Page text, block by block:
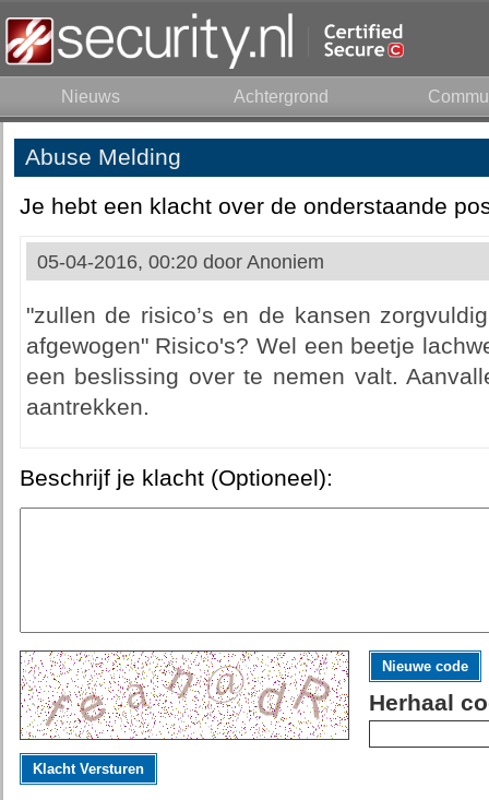
Nieuws Achtergrond
Abuse Melding
Je hebt een klacht over de onderstaande
05-04-2016, 00:20 door Anoniem
"zullen de risico’s en de kansen
afgewogen" Risico's? Wel een beetje
een beslissing over te nemen valt.
aantrekken.
Beschrijf je klacht (Optioneel):
Nieuwe code
Herhaal
Klacht Versturen